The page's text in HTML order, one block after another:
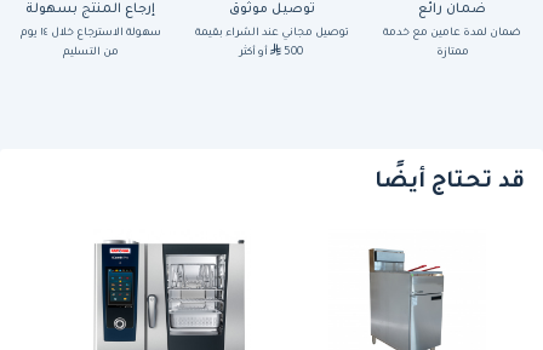
ضمان رائع
ضمان لمدة عامين مع خدمة
ممتازة
توصيل موثوق
توصيل مجاني عند الشراء بقيمة
500
أو أكثر
إرجاع المنتج بسهولة
سهولة الاسترجاع خلال ١٤ يوم
من التسليم
قد تحتاج أيضًا